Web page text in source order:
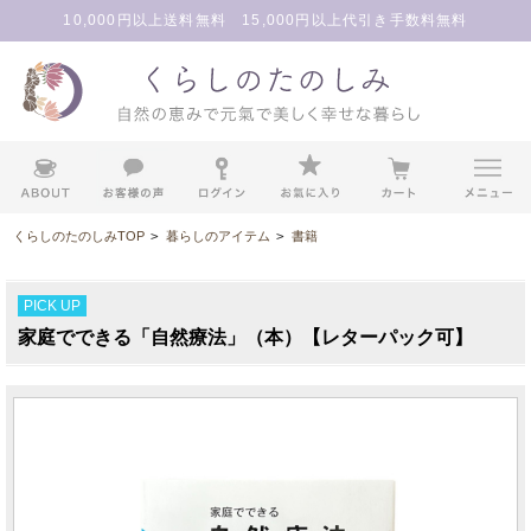
10,000円以上送料無料 15,000円以上代引き手数料無料
くらしのたのしみTOP > 暮らしのアイテム > 書籍
PICK UP
家庭でできる「自然療法」（本）【レターパック可】